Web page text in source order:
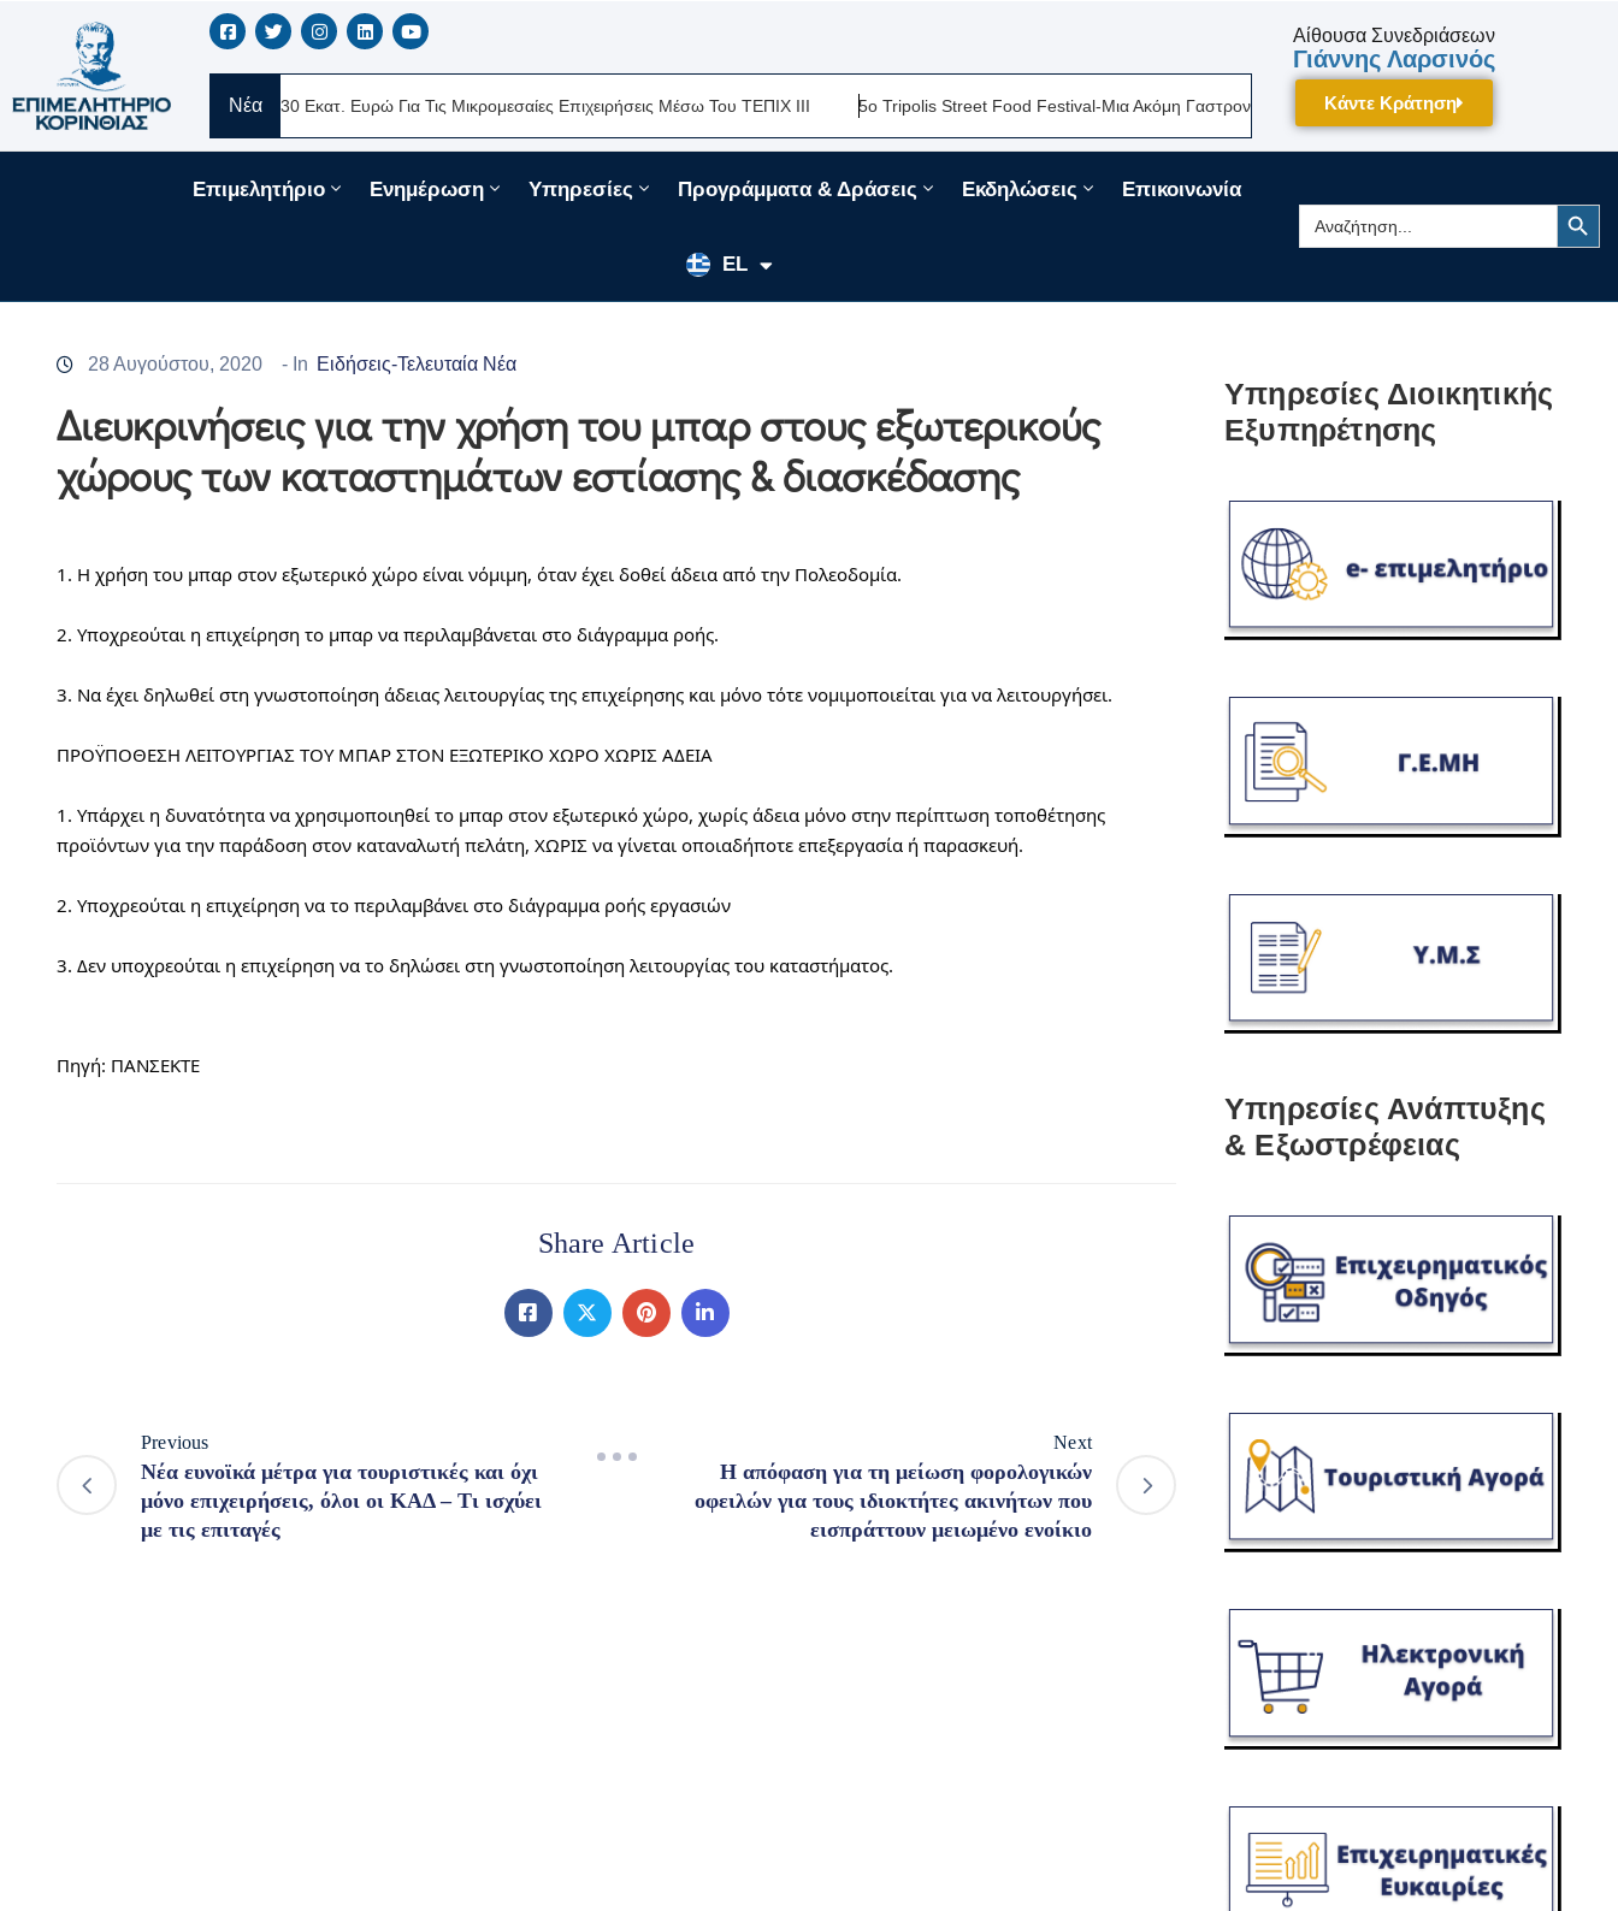
Νέα
Ελλάς Νέα Δάνεια 330 Εκατ. Ευρώ Για Τις Μικρομεσαίες Επιχειρήσεις Μέσω Του ΤΕΠΙΧ ΙΙΙ 5ο Tripolis Street Food Festival-Μια Ακόμη Γαστρονομική Γιορτή Της Πελοποννήσου Δίνει Ραντεβού Τον
Αίθουσα Συνεδριάσεων
Γιάννης Λαρσινός
Κάντε Κράτηση
Επιμελητήριο Ενημέρωση Υπηρεσίες Προγράμματα & Δράσεις Εκδηλώσεις Επικοινωνία
EL
EN
FR
Search
for:
Search Button
28 Αυγούστου, 2020 - In Ειδήσεις-Τελευταία Νέα
Διευκρινήσεις για την χρήση του μπαρ στους εξωτερικούς
χώρους των καταστημάτων εστίασης & διασκέδασης
1. Η χρήση του μπαρ στον εξωτερικό χώρο είναι νόμιμη, όταν έχει δοθεί άδεια από την Πολεοδομία.
2. Υποχρεούται η επιχείρηση το μπαρ να περιλαμβάνεται στο διάγραμμα ροής.
3. Να έχει δηλωθεί στη γνωστοποίηση άδειας λειτουργίας της επιχείρησης και μόνο τότε νομιμοποιείται για να λειτουργήσει.
ΠΡΟΫΠΟΘΕΣΗ ΛΕΙΤΟΥΡΓΙΑΣ ΤΟΥ ΜΠΑΡ ΣΤΟΝ ΕΞΩΤΕΡΙΚΟ ΧΩΡΟ ΧΩΡΙΣ ΑΔΕΙΑ
1. Υπάρχει η δυνατότητα να χρησιμοποιηθεί το μπαρ στον εξωτερικό χώρο, χωρίς άδεια μόνο στην περίπτωση τοποθέτησης
προϊόντων για την παράδοση στον καταναλωτή πελάτη, ΧΩΡΙΣ να γίνεται οποιαδήποτε επεξεργασία ή παρασκευή.
2. Υποχρεούται η επιχείρηση να το περιλαμβάνει στο διάγραμμα ροής εργασιών
3. Δεν υποχρεούται η επιχείρηση να το δηλώσει στη γνωστοποίηση λειτουργίας του καταστήματος.
Πηγή: ΠΑΝΣΕΚΤΕ
Share Article
Previous
Νέα ευνοϊκά μέτρα για τουριστικές και όχι
μόνο επιχειρήσεις, όλοι οι ΚΑΔ – Τι ισχύει
με τις επιταγές
Next
Η απόφαση για τη μείωση φορολογικών
οφειλών για τους ιδιοκτήτες ακινήτων που
εισπράττουν μειωμένο ενοίκιο
Υπηρεσίες Διοικητικής
Εξυπηρέτησης
Υπηρεσίες Ανάπτυξης
& Εξωστρέφειας